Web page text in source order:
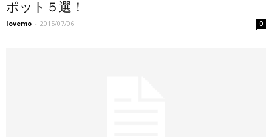
ポット５選！
lovemo - 2015/07/06 0